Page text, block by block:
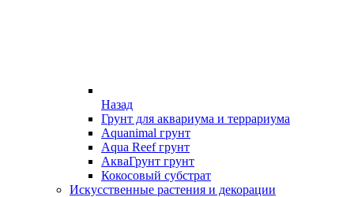
Назад
Грунт для аквариума и террариума
Aquanimal грунт
Aqua Reef грунт
АкваГрунт грунт
Кокосовый субстрат
Искусственные растения и декорации